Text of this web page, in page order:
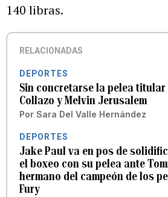
140 libras.
RELACIONADAS
DEPORTES
Sin concretarse la pelea titular
Collazo y Melvin Jerusalem
Por Sara Del Valle Hernández
DEPORTES
Jake Paul va en pos de
el boxeo con su pelea ante
hermano del campeón de los
Fury